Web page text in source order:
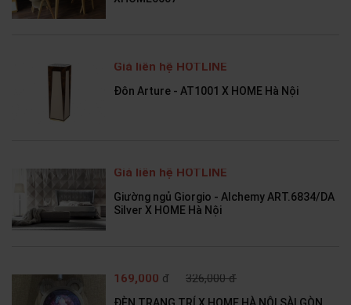
Giá liên hệ HOTLINE
Đôn Arture - AT1001 X HOME Hà Nội
Giá liên hệ HOTLINE
Giường ngủ Giorgio - Alchemy ART.6834/DA
Silver X HOME Hà Nội
169,000 đ 326,000 đ